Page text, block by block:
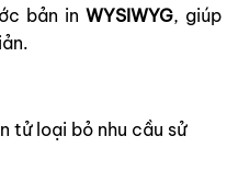
bản in WYSIWYG, giúp
tử loại bỏ nhu cầu sử